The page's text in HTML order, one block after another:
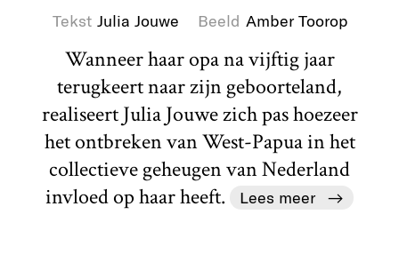
Tekst Julia Jouwe Beeld Amber Toorop
Wanneer haar opa na vijftig jaar
terugkeert naar zijn geboorteland,
realiseert Julia Jouwe zich pas hoezeer
het ontbreken van West-Papua in het
collectieve geheugen van Nederland
invloed op haar heeft.
Lees meer